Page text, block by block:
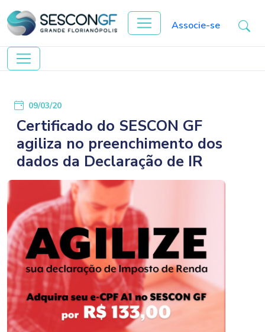
Associe-se
09/03/20
Certificado do SESCON GF
agiliza no preenchimento dos
dados da Declaração de IR